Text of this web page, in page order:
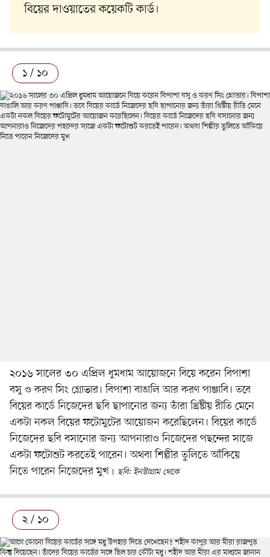
বিয়ের দাওয়াতের কয়েকটি কার্ড।
১ / ১০
২০১৬ সালের ৩০ এপ্রিল ধুমধাম আয়োজনে বিয়ে করেন বিপাশা
বসু ও করণ সিং গ্রোভার। বিপাশা বাঙালি আর করণ পাঞ্জাবি। তবে
বিয়ের কার্ডে নিজেদের ছবি ছাপানোর জন্য তাঁরা খ্রিষ্টীয় রীতি মেনে
একটা নকল বিয়ের ফটোমুটের আয়োজন করেছিলেন। বিয়ের কার্ডে
নিজেদের ছবি বসানোর জন্য আপনারাও নিজেদের পছন্দের সাজে
একটা ফটোশুট করতেই পারেন। অথবা শিল্পীর তুলিতে আঁকিয়ে
নিতে পারেন নিজেদের মুখ
ছবি: ইনস্টাগ্রাম থেকে
২ / ১০